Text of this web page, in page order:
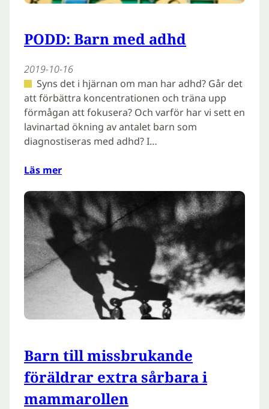
PODD: Barn med adhd
2019-10-16
Syns det i hjärnan om man har adhd? Går det
att förbättra koncentrationen och träna upp
förmågan att fokusera? Och varför har vi sett en
lavinartad ökning av antalet barn som
diagnostiseras med adhd? I…
Läs mer
Barn till missbrukande
föräldrar extra sårbara i
mammarollen